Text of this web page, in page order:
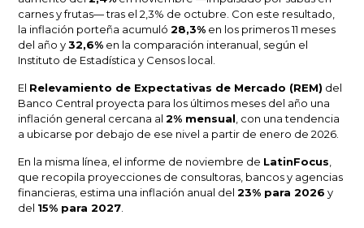
carnes y frutas— tras el 2,3% de octubre. Con este resultado,
la inflación porteña acumuló28,3% en los primeros 11 meses
del año y32,6% en la comparación interanual, según el
Instituto de Estadística y Censos local.
El Relevamiento de Expectativas de Mercado (REM) del
Banco Central proyecta para los últimos meses del año una
inflación general cercana al2% mensual , con una tendencia
a ubicarse por debajo de ese nivel a partir de enero de 2026.
En la misma línea, el informe de noviembre de LatinFocus
que recopila proyecciones de consultoras, bancos y agencias
financieras, estima una inflación anual del23% para 2026 y
del 15% para 2027